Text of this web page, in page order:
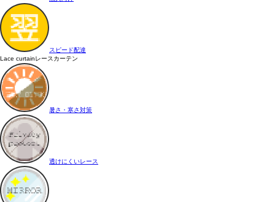
スピード配達
Lace curtainレースカーテン
暑さ・寒さ対策
透けにくいレース